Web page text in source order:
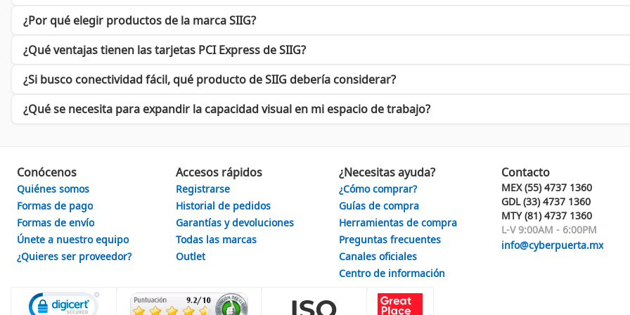
Conviértete en parte de la revolución tecnológica
Con el respaldo de
, cada aspecto de tu trabajo se ve mejorado por sus productos. Ya sea que busques actualizar tu equipo
necesario para transformar tu experiencia tecnológica. Explora nuestra variada gama de productos y descubre cómo pueden
VisitaCyberpuertapara conocer más sobre los productos de SIIG y aprovecha la oportunidad de mejorar tu experiencia
¿Por qué elegir productos de la marca SIIG?
¿Qué ventajas tienen las tarjetas PCI Express de SIIG?
¿Si busco conectividad fácil, qué producto de SIIG debería considerar?
¿Qué se necesita para expandir la capacidad visual en mi espacio de trabajo?
Conócenos
Quiénes somos
Formas de pago
Formas de envío
Únete a nuestro equipo
¿Quieres ser proveedor?
Accesos rápidos
Registrarse
Historial de pedidos
Garantías y devoluciones
Todas las marcas
Outlet
¿Necesitas ayuda?
¿Cómo comprar?
Guías de compra
Herramientas de compra
Preguntas frecuentes
Canales oficiales
Centro de información
Contacto
MEX (55) 4737 1360
GDL (33) 4737 1360
MTY (81) 4737 1360
L-V 9:00AM - 6:00PM
info@cyberpuerta.mx